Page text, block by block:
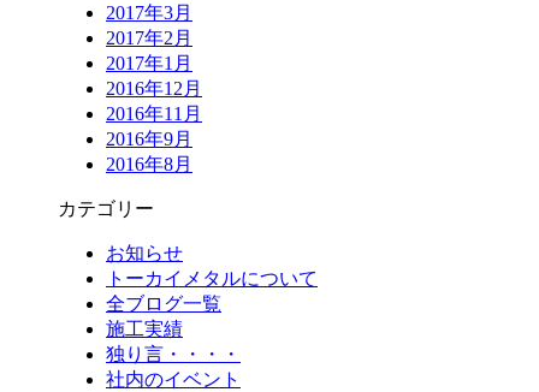
2017年3月
2017年2月
2017年1月
2016年12月
2016年11月
2016年9月
2016年8月
カテゴリー
お知らせ
トーカイメタルについて
全ブログ一覧
施工実績
独り言・・・・
社内のイベント